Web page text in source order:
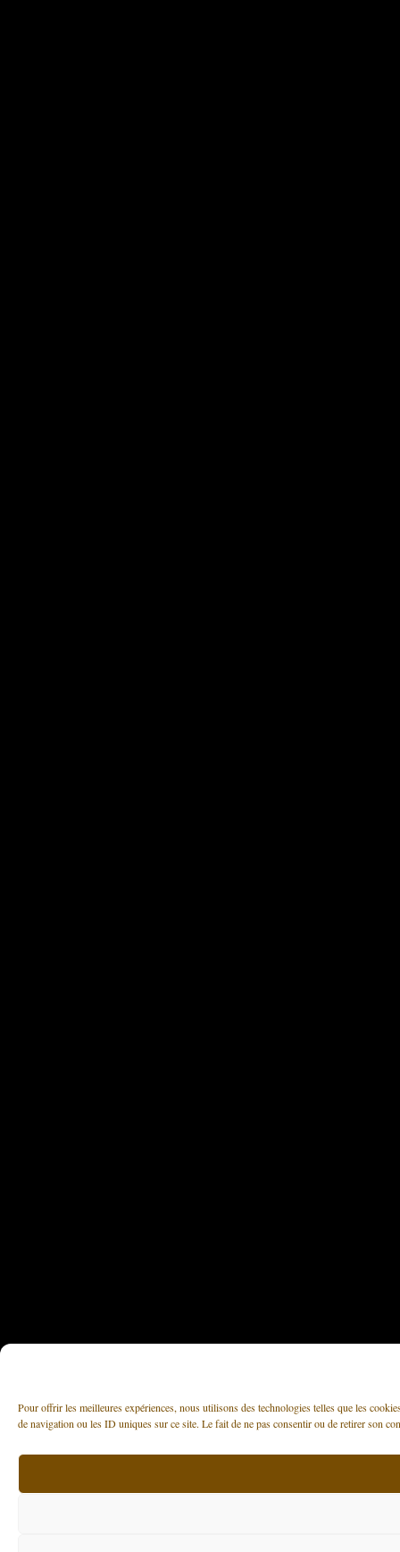
Pour offrir les meilleures expériences, nous utilisons des technologies telles que les
de navigation ou les ID uniques sur ce site. Le fait de ne pas consentir ou de retirer son